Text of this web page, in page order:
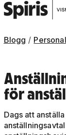
Blogg
för
Dags att